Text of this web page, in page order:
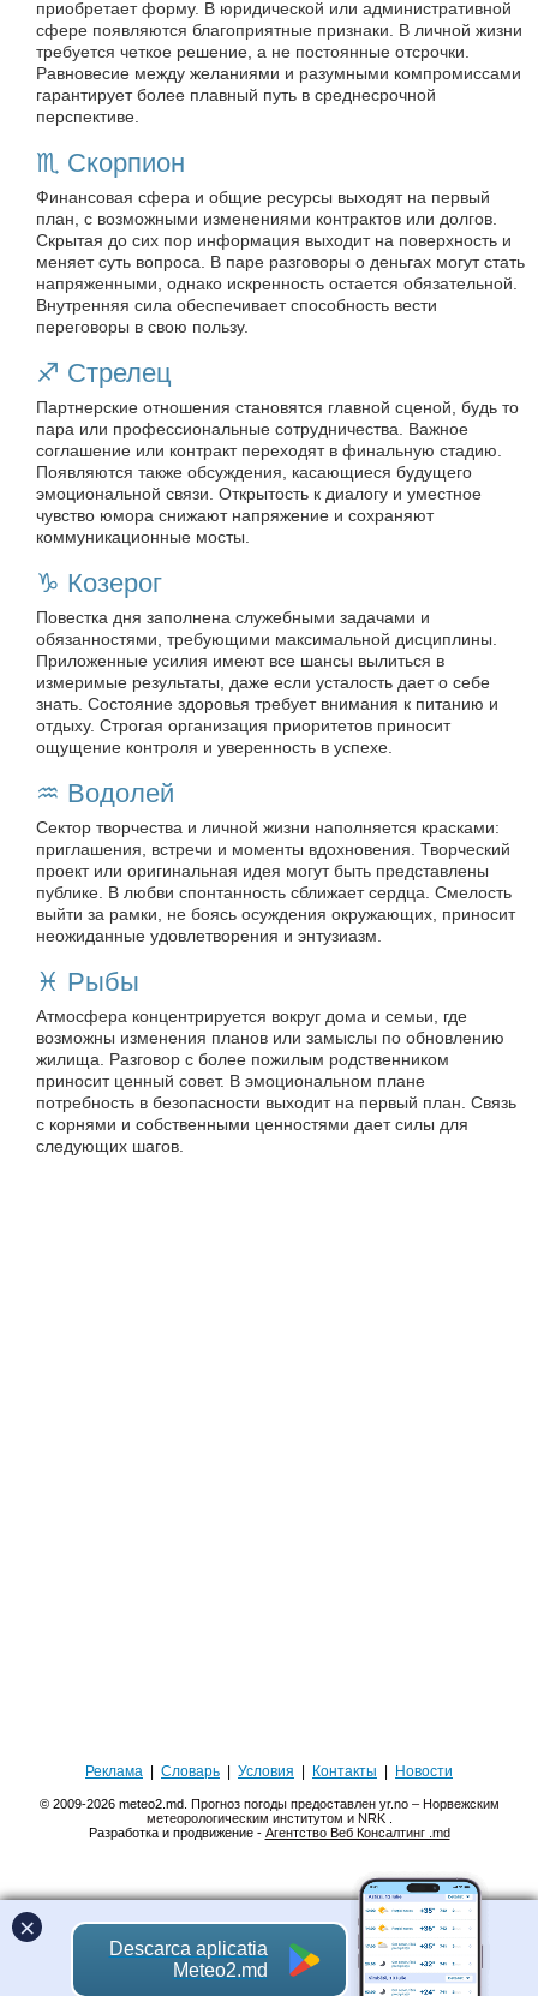
приобретает форму. В юридической или административной
сфере появляются благоприятные признаки. В личной жизни
требуется четкое решение, а не постоянные отсрочки.
Равновесие между желаниями и разумными компромиссами
гарантирует более плавный путь в среднесрочной
перспективе.
♏️ Скорпион
Финансовая сфера и общие ресурсы выходят на первый
план, с возможными изменениями контрактов или долгов.
Скрытая до сих пор информация выходит на поверхность и
меняет суть вопроса. В паре разговоры о деньгах могут стать
напряженными, однако искренность остается обязательной.
Внутренняя сила обеспечивает способность вести
переговоры в свою пользу.
♐️ Стрелец
Партнерские отношения становятся главной сценой, будь то
пара или профессиональные сотрудничества. Важное
соглашение или контракт переходят в финальную стадию.
Появляются также обсуждения, касающиеся будущего
эмоциональной связи. Открытость к диалогу и уместное
чувство юмора снижают напряжение и сохраняют
коммуникационные мосты.
♑️ Козерог
Повестка дня заполнена служебными задачами и
обязанностями, требующими максимальной дисциплины.
Приложенные усилия имеют все шансы вылиться в
измеримые результаты, даже если усталость дает о себе
знать. Состояние здоровья требует внимания к питанию и
отдыху. Строгая организация приоритетов приносит
ощущение контроля и уверенность в успехе.
♒️ Водолей
Сектор творчества и личной жизни наполняется красками:
приглашения, встречи и моменты вдохновения. Творческий
проект или оригинальная идея могут быть представлены
публике. В любви спонтанность сближает сердца. Смелость
выйти за рамки, не боясь осуждения окружающих, приносит
неожиданные удовлетворения и энтузиазм.
♓️ Рыбы
Атмосфера концентрируется вокруг дома и семьи, где
возможны изменения планов или замыслы по обновлению
жилища. Разговор с более пожилым родственником
приносит ценный совет. В эмоциональном плане
потребность в безопасности выходит на первый план. Связь
с корнями и собственными ценностями дает силы для
следующих шагов.
Реклама Словарь Условия Контакты Новости
© 2009-2026 meteo2.md. Прогноз погоды предоставлен yr.no – Норвежским
метеорологическим институтом и NRK
Разработка и продвижение - Агентство Веб Консалтинг .md
×
Descarca aplicatia
Meteo2.md